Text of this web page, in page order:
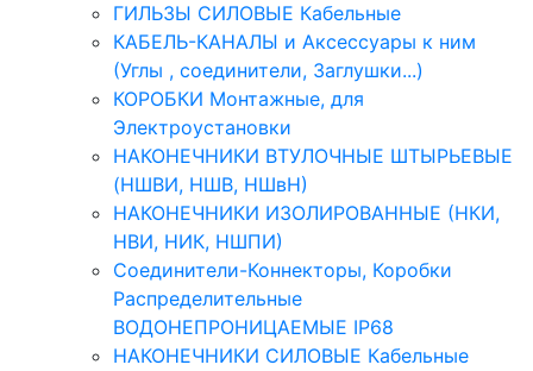
ГИЛЬЗЫ СИЛОВЫЕ Кабельные
КАБЕЛЬ-КАНАЛЫ и Аксессуары к ним
(Углы , соединители, Заглушки...)
КОРОБКИ Монтажные, для
Электроустановки
НАКОНЕЧНИКИ ВТУЛОЧНЫЕ ШТЫРЬЕВЫЕ
(НШВИ, НШВ, НШвН)
НАКОНЕЧНИКИ ИЗОЛИРОВАННЫЕ (НКИ,
НВИ, НИК, НШПИ)
Соединители-Коннекторы, Коробки
Распределительные
ВОДОНЕПРОНИЦАЕМЫЕ IP68
НАКОНЕЧНИКИ СИЛОВЫЕ Кабельные